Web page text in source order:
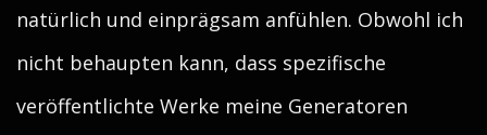
natürlich und einprägsam anfühlen. Obwohl ich
nicht behaupten kann, dass spezifische
veröffentlichte Werke meine Generatoren